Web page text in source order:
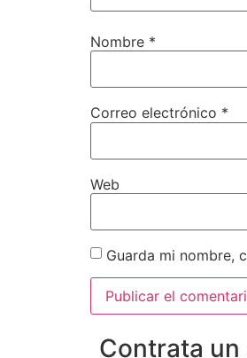
Nombre *
Correo electrónico *
Web
Guarda mi nombre,
Contrata